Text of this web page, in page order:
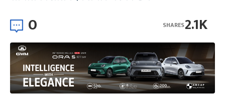
0 2.1K
SHARES